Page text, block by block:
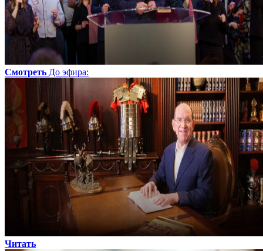
Смотреть До эфира:
Читать